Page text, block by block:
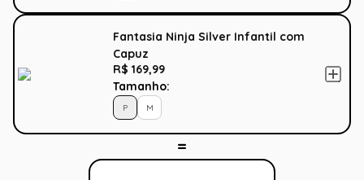
Fantasia Ninja Silver Infantil com
Capuz
R$ 169,99
Tamanho:
P M